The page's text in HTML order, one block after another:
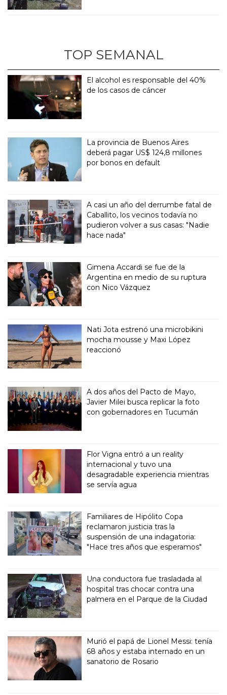
TOP SEMANAL
El alcohol es responsable del 40%
de los casos de cáncer
La provincia de Buenos Aires
deberá pagar US$ 124,8 millones
por bonos en default
A casi un año del derrumbe fatal de
Caballito, los vecinos todavía no
pudieron volver a sus casas: "Nadie
hace nada"
Gimena Accardi se fue de la
Argentina en medio de su ruptura
con Nico Vázquez
Nati Jota estrenó una microbikini
mocha mousse y Maxi López
reaccionó
A dos años del Pacto de Mayo,
Javier Milei busca replicar la foto
con gobernadores en Tucumán
Flor Vigna entró a un reality
internacional y tuvo una
desagradable experiencia mientras
se servía agua
Familiares de Hipólito Copa
reclamaron justicia tras la
suspensión de una indagatoria:
"Hace tres años que esperamos"
Una conductora fue trasladada al
hospital tras chocar contra una
palmera en el Parque de la Ciudad
Murió el papá de Lionel Messi: tenía
68 años y estaba internado en un
sanatorio de Rosario